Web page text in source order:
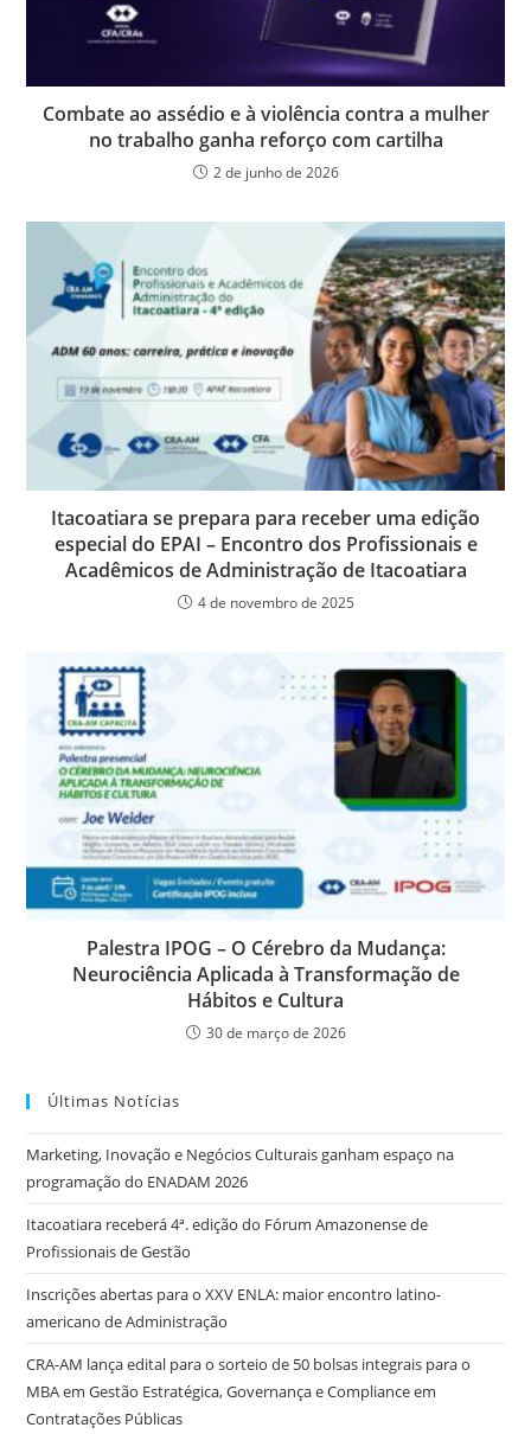
Combate ao assédio e à violência contra a mulher
no trabalho ganha reforço com cartilha
2 de junho de 2026
Itacoatiara se prepara para receber uma edição
especial do EPAI – Encontro dos Profissionais e
Acadêmicos de Administração de Itacoatiara
4 de novembro de 2025
Palestra IPOG – O Cérebro da Mudança:
Neurociência Aplicada à Transformação de
Hábitos e Cultura
30 de março de 2026
Últimas Notícias
Marketing, Inovação e Negócios Culturais ganham espaço na
programação do ENADAM 2026
Itacoatiara receberá 4ª. edição do Fórum Amazonense de
Profissionais de Gestão
Inscrições abertas para o XXV ENLA: maior encontro latino-
americano de Administração
CRA-AM lança edital para o sorteio de 50 bolsas integrais para o
MBA em Gestão Estratégica, Governança e Compliance em
Contratações Públicas